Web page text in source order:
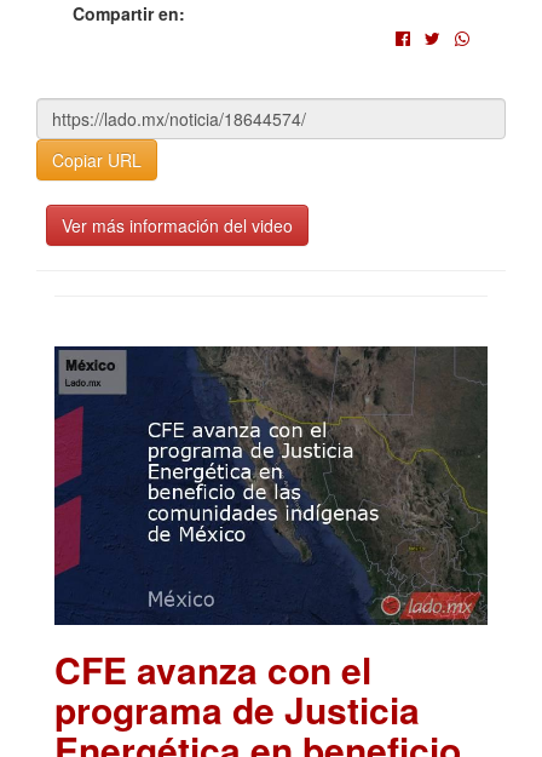
Compartir en:
Copiar URL
Ver más información del video
CFE avanza con el
programa de Justicia